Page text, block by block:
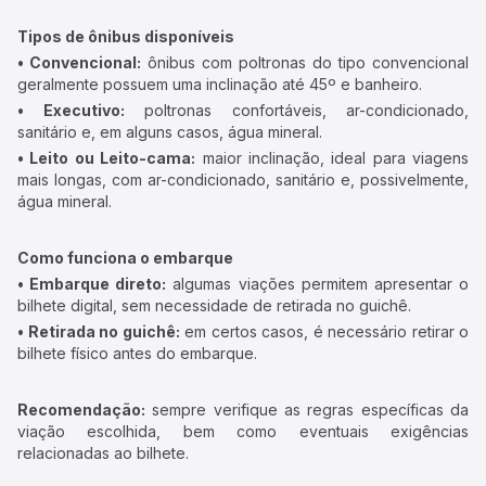
Tipos de ônibus disponíveis
• Convencional: ônibus com poltronas do tipo convencional
geralmente possuem uma inclinação até 45º e banheiro.
• Executivo: poltronas confortáveis, ar-condicionado,
sanitário e, em alguns casos, água mineral.
• Leito ou Leito-cama: maior inclinação, ideal para viagens
mais longas, com ar-condicionado, sanitário e, possivelmente,
água mineral.
Como funciona o embarque
• Embarque direto: algumas viações permitem apresentar o
bilhete digital, sem necessidade de retirada no guichê.
• Retirada no guichê: em certos casos, é necessário retirar o
bilhete físico antes do embarque.
Recomendação: sempre verifique as regras específicas da
viação escolhida, bem como eventuais exigências
relacionadas ao bilhete.